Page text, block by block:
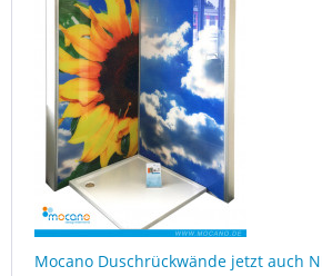
Mocano Duschrückwände jetzt auch